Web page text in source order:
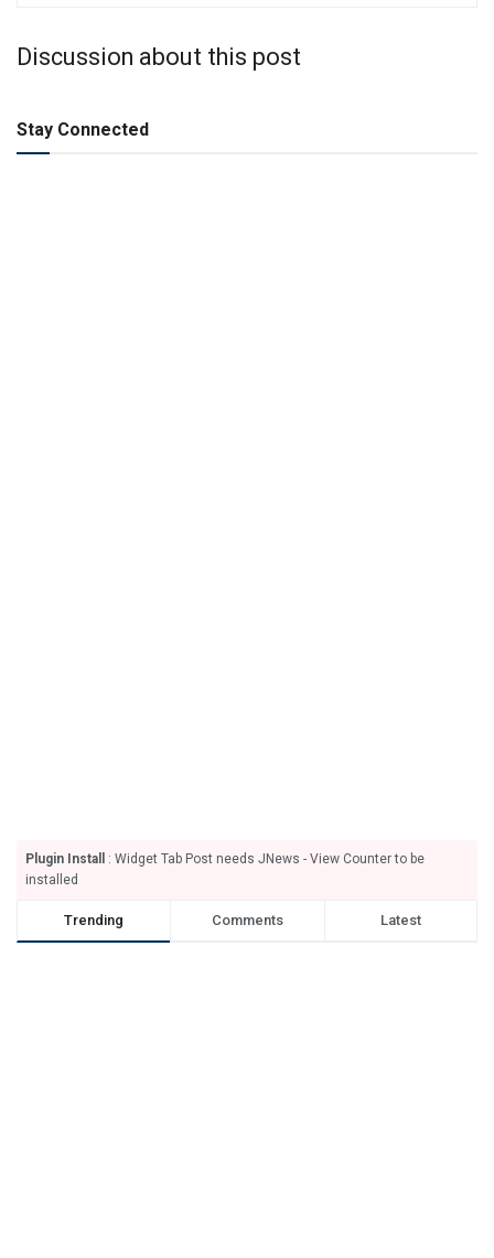
Discussion about this post
Stay Connected
Plugin Install
: Widget Tab Post needs JNews - View Counter to be
installed
Trending Comments Latest